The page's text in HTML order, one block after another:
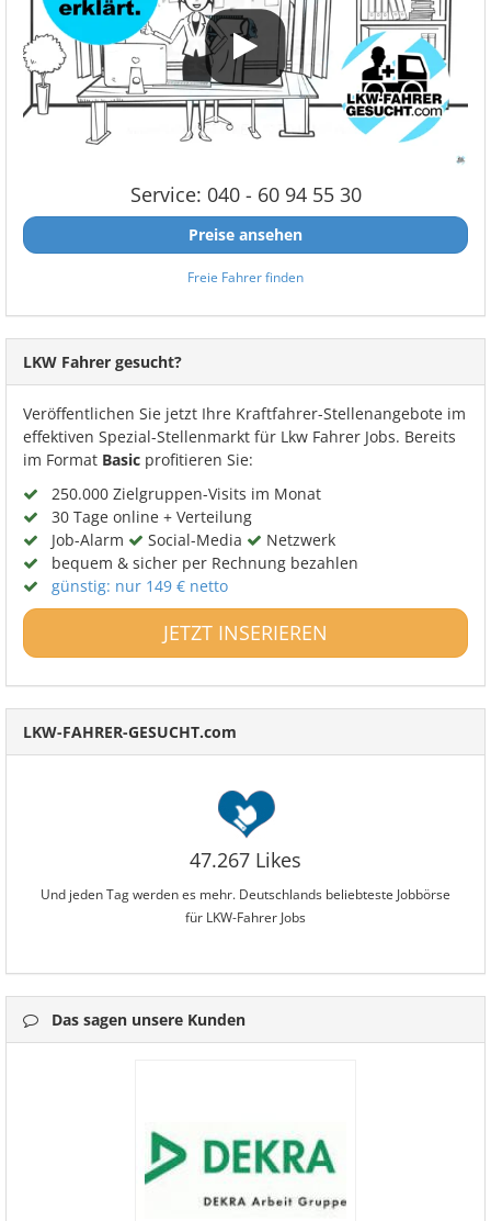
Service: 040 - 60 94 55 30
Preise ansehen
Freie Fahrer finden
LKW Fahrer gesucht?
Veröffentlichen Sie jetzt Ihre Kraftfahrer-Stellenangebote im
effektiven Spezial-Stellenmarkt für Lkw Fahrer Jobs. Bereits
im Format Basic profitieren Sie:
250.000 Zielgruppen-Visits im Monat
30 Tage online + Verteilung
Job-Alarm
Social-Media
Netzwerk
bequem & sicher per Rechnung bezahlen
günstig: nur 149 € netto
JETZT INSERIEREN
LKW-FAHRER-GESUCHT.com
47.267 Likes
Und jeden Tag werden es mehr. Deutschlands beliebteste Jobbörse
für LKW-Fahrer Jobs
Das sagen unsere Kunden